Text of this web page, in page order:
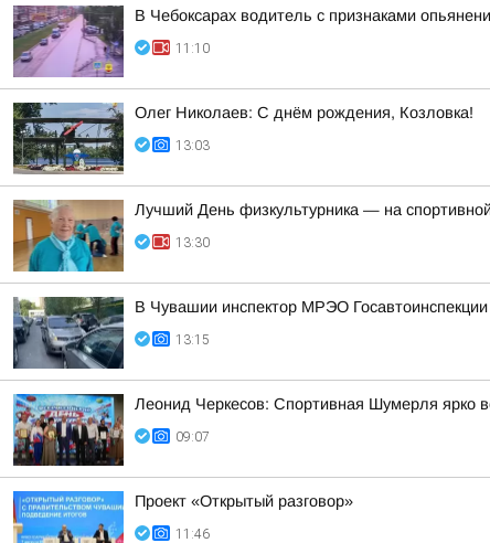
В Чебоксарах водитель с признаками
11:10
Олег Николаев: С днём рождения, Козловка!
13:03
Лучший День физкультурника — на
13:30
В Чувашии инспектор МРЭО
13:15
Леонид Черкесов: Спортивная Шумерля ярко
09:07
Проект «Открытый разговор»
11:46